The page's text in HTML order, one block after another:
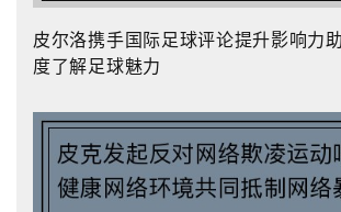
皮尔洛携手国际足球评论提升影响力
度了解足球魅力